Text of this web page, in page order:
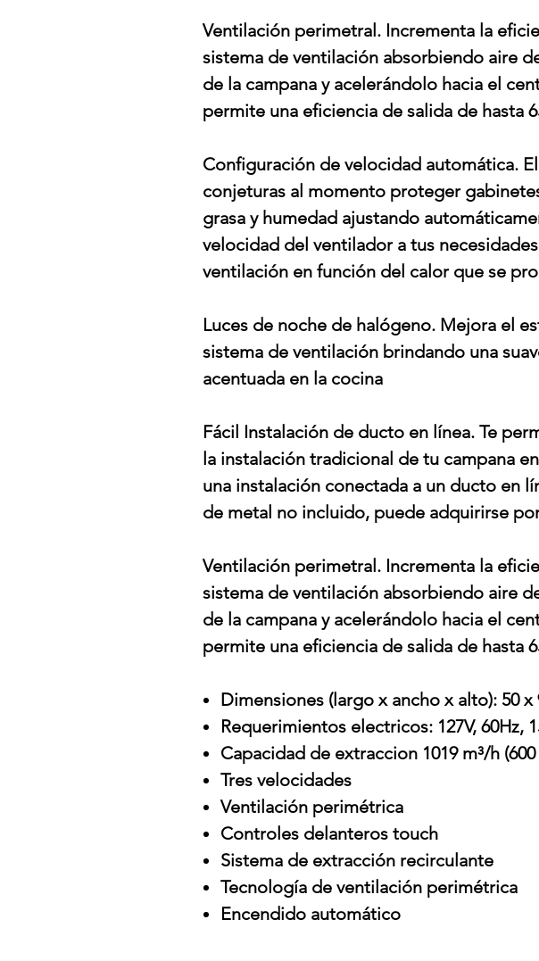
Ventilación perimetral. Incrementa la
sistema de ventilación absorbiendo aire
de la campana y acelerándolo hacia el
permite una eficiencia de salida de hasta
Configuración de velocidad automática.
conjeturas al momento proteger
grasa y humedad ajustando
velocidad del ventilador a tus
ventilación en función del calor que se
Luces de noche de halógeno. Mejora el
sistema de ventilación brindando una
acentuada en la cocina
Fácil Instalación de ducto en línea. Te
la instalación tradicional de tu campana
una instalación conectada a un ducto en
de metal no incluido, puede adquirirse
Ventilación perimetral. Incrementa la
sistema de ventilación absorbiendo aire
de la campana y acelerándolo hacia el
permite una eficiencia de salida de hasta
Dimensiones (largo x ancho x alto): 50 x
Requerimientos electricos: 127V, 60Hz,
Capacidad de extraccion 1019 m³/h
Tres velocidades
Ventilación perimétrica
Controles delanteros touch
Sistema de extracción recirculante
Tecnología de ventilación perimétrica
Encendido automático